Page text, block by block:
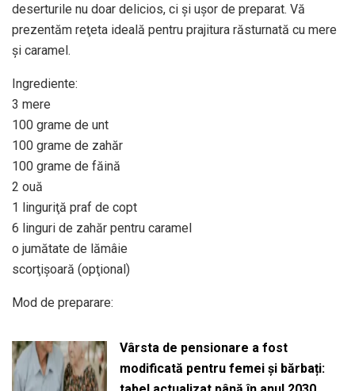
deserturile nu doar delicios, ci şi uşor de preparat. Vă
prezentăm reţeta ideală pentru prajitura răsturnată cu mere
şi caramel.
Ingrediente:
3 mere
100 grame de unt
100 grame de zahăr
100 grame de făină
2 ouă
1 linguriţă praf de copt
6 linguri de zahăr pentru caramel
o jumătate de lămâie
scorţişoară (opţional)
Mod de preparare:
Vârsta de pensionare a fost
modificată pentru femei și bărbați: